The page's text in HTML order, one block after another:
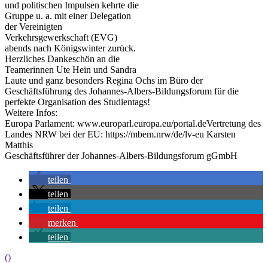
und politischen Impulsen kehrte die
Gruppe u. a. mit einer Delegation
der Vereinigten
Verkehrsgewerkschaft (EVG)
abends nach Königswinter zurück.
Herzliches Dankeschön an die
Teamerinnen Ute Hein und Sandra
Laute und ganz besonders Regina Ochs im Büro der
Geschäftsführung des Johannes-Albers-Bildungsforum für die
perfekte Organisation des Studientags!
Weitere Infos:
Europa Parlament: www.europarl.europa.eu/portal.deVertretung des
Landes NRW bei der EU: https://mbem.nrw/de/lv-eu Karsten
Matthis
Geschäftsführer der Johannes-Albers-Bildungsforum gGmbH
teilen
teilen
teilen
merken
teilen
()